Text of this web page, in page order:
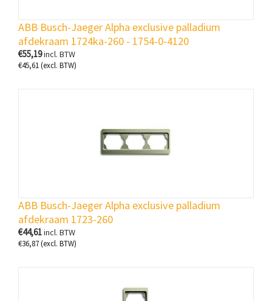
ABB Busch-Jaeger Alpha exclusive palladium
afdekraam 1724ka-260 - 1754-0-4120
€55,19incl. BTW
€45,61(excl. BTW)
ABB Busch-Jaeger Alpha exclusive palladium
afdekraam 1723-260
€44,61incl. BTW
€36,87(excl. BTW)